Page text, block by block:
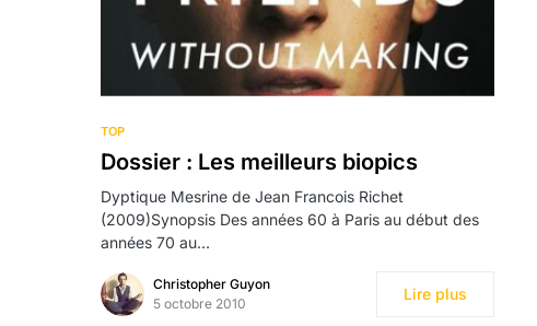
TOP
Dossier : Les meilleurs biopics
Dyptique Mesrine de Jean Francois Richet
(2009)Synopsis Des années 60 à Paris au début des
années 70 au…
Christopher Guyon
5 octobre 2010
Lire plus